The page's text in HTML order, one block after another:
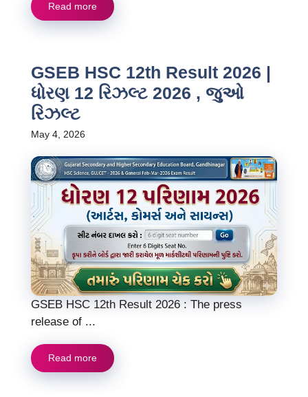
Read more
GSEB HSC 12th Result 2026 |
ધોરણ 12 રિઝલ્ટ 2026 , જુઓ
રિઝલ્ટ
May 4, 2026
GSEB HSC 12th Result 2026 : The press
release of ...
Read more